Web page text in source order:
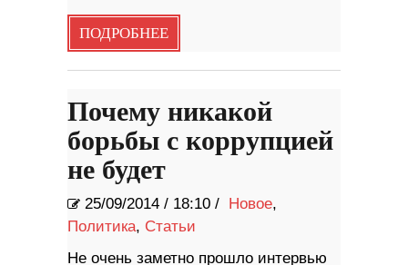
ПОДРОБНЕЕ
Почему никакой
борьбы с коррупцией
не будет
25/09/2014 / 18:10 / Новое,
Политика, Статьи
Не очень заметно прошло интервью